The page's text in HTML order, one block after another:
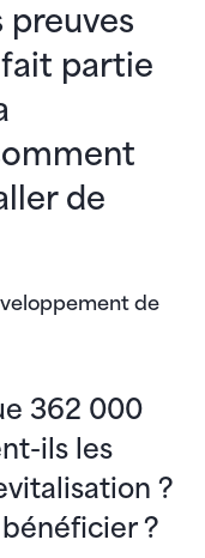
de
preuves
partie
de
362 000
ils les
?
?